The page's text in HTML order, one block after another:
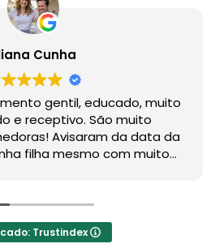
Cunha
gentil, educado, muito
e receptivo. São muito
Avisaram da data da
filha mesmo com muito
Trustindex